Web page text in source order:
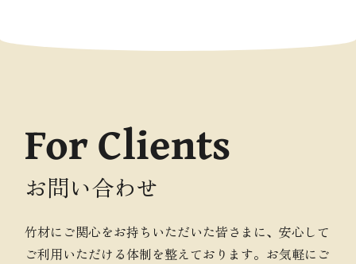
For Clients
お問い合わせ
竹材にご関心をお持ちいただいた皆さまに、安心して
ご利用いただける体制を整えております。お気軽にご